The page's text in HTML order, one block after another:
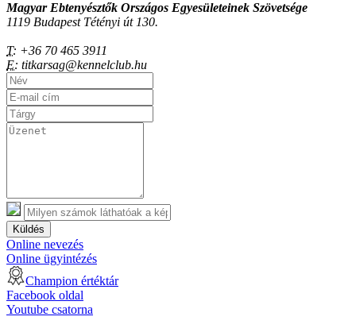
Magyar Ebtenyésztők Országos Egyesületeinek Szövetsége
1119 Budapest Tétényi út 130.
T: +36 70 465 3911
E: titkarsag@kennelclub.hu
Küldés
Online nevezés
Online ügyintézés
Champion értéktár
Facebook oldal
Youtube csatorna